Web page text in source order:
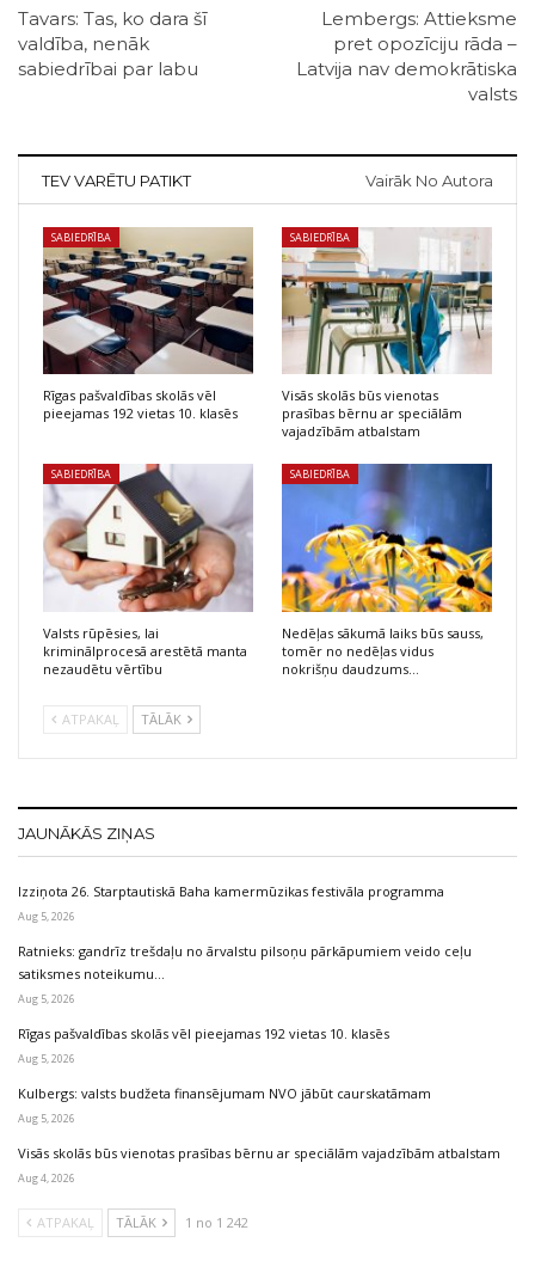
Tavars: Tas, ko dara šī
valdība, nenāk
sabiedrībai par labu
Lembergs: Attieksme
pret opozīciju rāda –
Latvija nav demokrātiska
valsts
TEV VARĒTU PATIKT Vairāk No Autora
SABIEDRĪBA
Rīgas pašvaldības skolās vēl
pieejamas 192 vietas 10. klasēs
SABIEDRĪBA
Visās skolās būs vienotas
prasības bērnu ar speciālām
vajadzībām atbalstam
SABIEDRĪBA
Valsts rūpēsies, lai
kriminālprocesā arestētā manta
nezaudētu vērtību
SABIEDRĪBA
Nedēļas sākumā laiks būs sauss,
tomēr no nedēļas vidus
nokrišņu daudzums…
ATPAKAĻ TĀLĀK
JAUNĀKĀS ZIŅAS
Izziņota 26. Starptautiskā Baha kamermūzikas festivāla programma
Aug 5, 2026
Ratnieks: gandrīz trešdaļu no ārvalstu pilsoņu pārkāpumiem veido ceļu
satiksmes noteikumu…
Aug 5, 2026
Rīgas pašvaldības skolās vēl pieejamas 192 vietas 10. klasēs
Aug 5, 2026
Kulbergs: valsts budžeta finansējumam NVO jābūt caurskatāmam
Aug 5, 2026
Visās skolās būs vienotas prasības bērnu ar speciālām vajadzībām atbalstam
Aug 4, 2026
ATPAKAĻ TĀLĀK 1 no 1 242